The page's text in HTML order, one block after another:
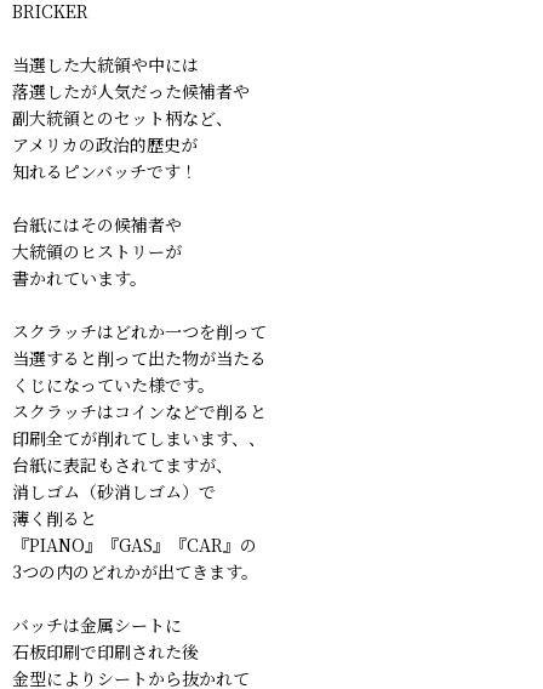
BRICKER
当選した大統領や中には
落選したが人気だった候補者や
副大統領とのセット柄など、
アメリカの政治的歴史が
知れるピンバッチです！
台紙にはその候補者や
大統領のヒストリーが
書かれています。
スクラッチはどれか一つを削って
当選すると削って出た物が当たる
くじになっていた様です。
スクラッチはコインなどで削ると
印刷全てが削れてしまいます、、
台紙に表記もされてますが、
消しゴム（砂消しゴム）で
薄く削ると
『PIANO』『GAS』『CAR』の
3つの内のどれかが出てきます。
バッチは金属シートに
石板印刷で印刷された後
金型によりシートから抜かれて